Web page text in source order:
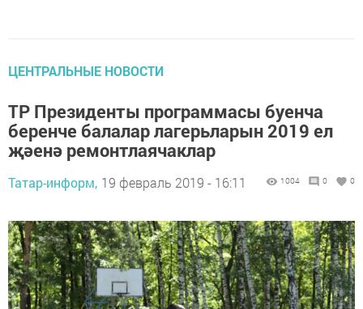
ЦЕНТРАЛЬНЫЕ НОВОСТИ
ТР Президенты программасы буенча
беренче балалар лагерьларын 2019 ел
җәенә ремонтлаячаклар
Татар-информ, 19 февраль 2019 - 16:11 1004 0 0